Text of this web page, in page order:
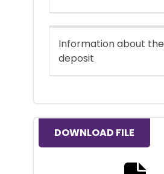
Information about the
deposit
DOWNLOAD FILE